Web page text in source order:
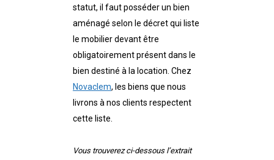
statut, il faut posséder un bien
aménagé selon le décret qui liste
le mobilier devant être
obligatoirement présent dans le
bien destiné à la location. Chez
Novaclem, les biens que nous
livrons à nos clients respectent
cette liste.
Vous trouverez ci-dessous l’extrait